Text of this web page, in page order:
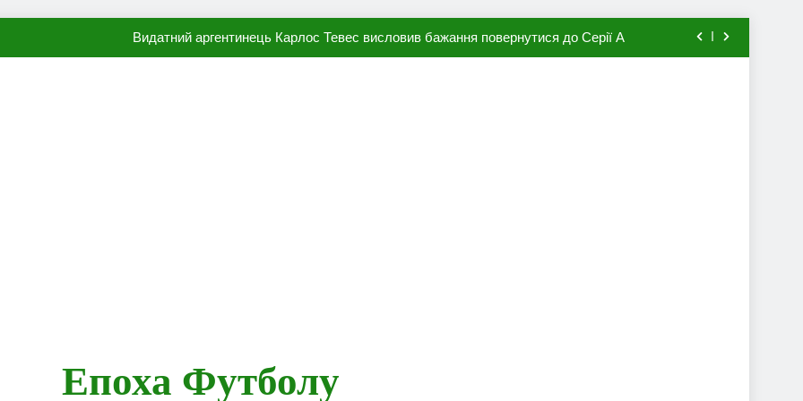
Видатний аргентинець Карлос Тевес висловив бажання повернутися до Серії А
Епоха Футболу